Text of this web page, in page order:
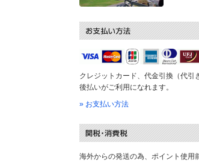
クレジットカード、代金引換（代引
後払いがご利用になれます。
» お支払い方法
海外からの発送の為、ポイント使用